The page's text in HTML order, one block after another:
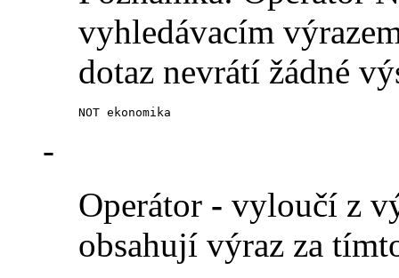
vyhledávacím
dotaz nevrátí žádné
NOT ekonomika
-
Operátor - vyloučí z
obsahují výraz za